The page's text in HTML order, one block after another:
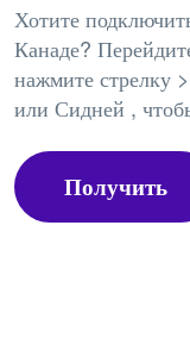
Хотите
Канаде?
нажмите стрелку
или Сидней ,
Получить